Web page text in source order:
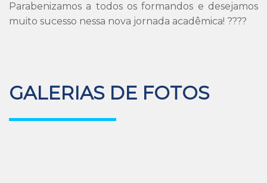
Parabenizamos a todos os formandos e desejamos
muito sucesso nessa nova jornada acadêmica! ????
GALERIAS DE FOTOS